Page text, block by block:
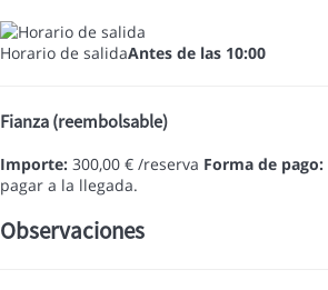
Horario de salidaAntes de las 10:00
Fianza (reembolsable)
Importe: 300,00 € /reserva Forma de pago:
pagar a la llegada.
Observaciones